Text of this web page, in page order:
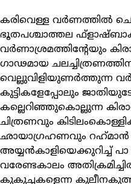
കരിവെള്ള വര്‍ണത്തില്‍
ഭൂതപശ്ചാത്തല
വര്‍ണാശ്രമത്തിന്റേയും
ഗാഢമായ
വെല്ലുവിളിയുണര്‍ത്തുന്ന
കുട്ടികളേപ്പോലും
കല്ലെറിഞ്ഞുകൊല്ലുന്ന
ചിത്രണവും
ഛായാഗ്രഹണവും റഹ്‌മാന്‍
അയ്യന്‍കാളിയെക്കുറിച്ച് പാ
വരേണ്ടകാലം
കുകുച്ചകളെന്ന